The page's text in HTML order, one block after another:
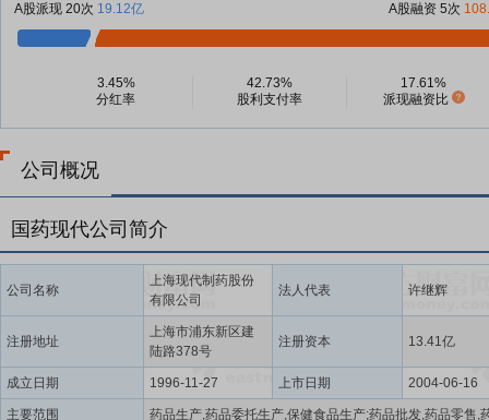
A股派现 20次 19.12亿 A股融资 5次
3.45%
分红率
42.73%
股利支付率
17.61%
派现融资比
公司概况
国药现代公司简介
公司名称
上海现代制药股份
有限公司
法人代表 许继辉
注册地址
上海市浦东新区建
陆路378号
注册资本 13.41亿
成立日期 1996-11-27 上市日期 2004-06-16
主要范围